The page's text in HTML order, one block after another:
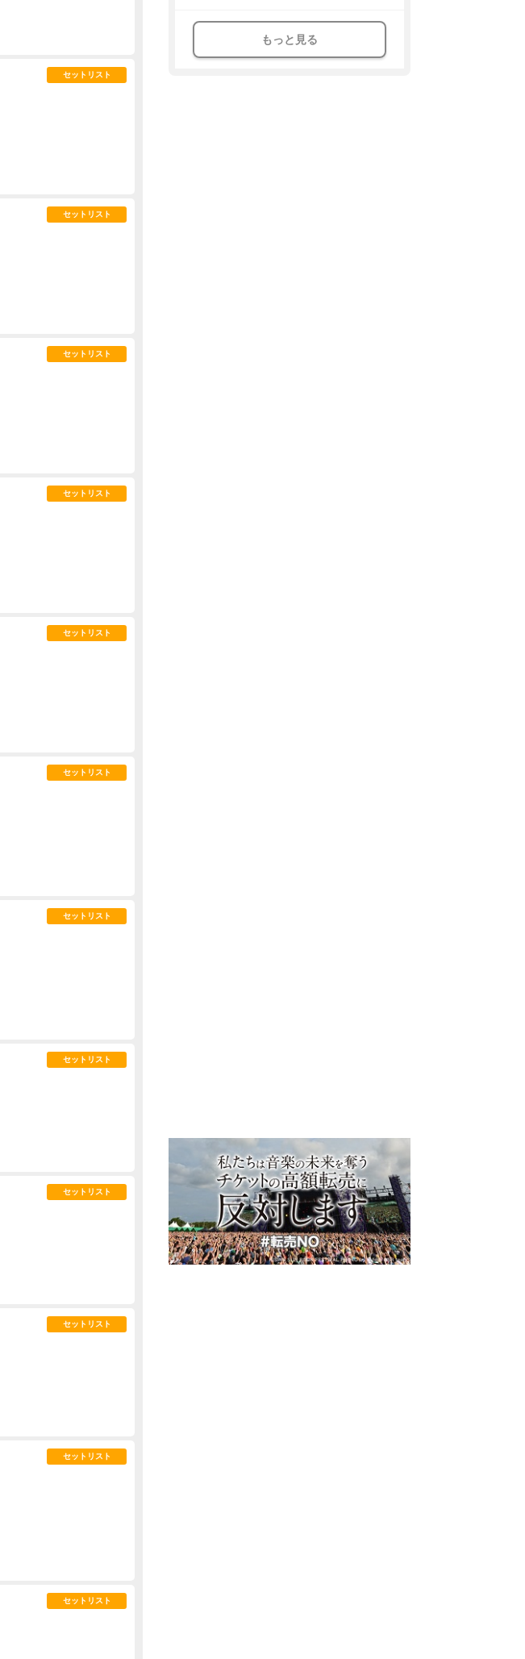
セットリスト
セットリスト
セットリスト
セットリスト
セットリスト
セットリスト
セットリスト
セットリスト
セットリスト
セットリスト
セットリスト
セットリスト
もっと見る